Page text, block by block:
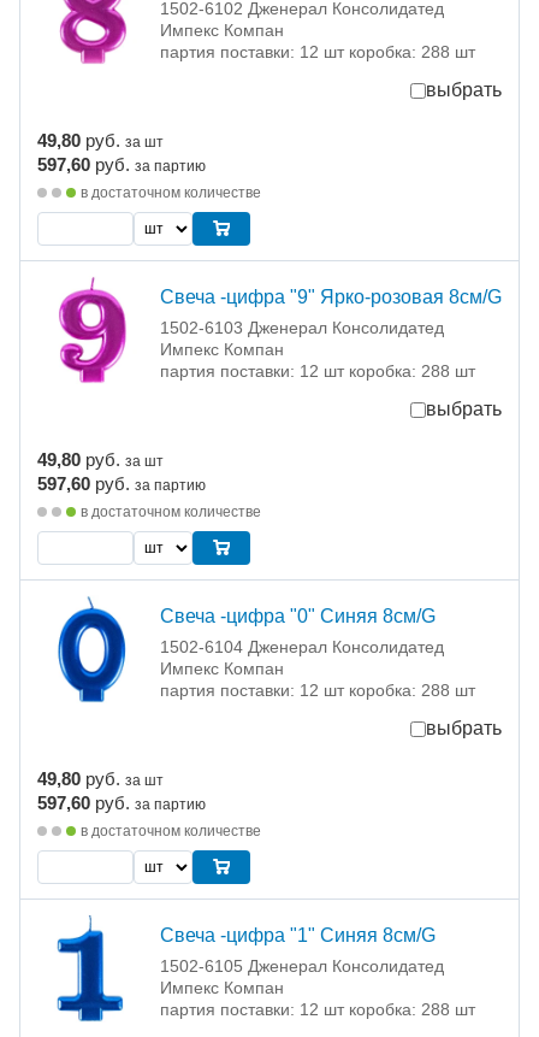
1502-6102 Дженерал Консолидатед
Импекс Компан
партия поставки: 12 шт коробка: 288 шт
выбрать
49,80 руб. за шт
597,60 руб. за партию
в достаточном количестве
Свеча -цифра "9" Ярко-розовая 8см/G
1502-6103 Дженерал Консолидатед
Импекс Компан
партия поставки: 12 шт коробка: 288 шт
выбрать
49,80 руб. за шт
597,60 руб. за партию
в достаточном количестве
Свеча -цифра "0" Синяя 8см/G
1502-6104 Дженерал Консолидатед
Импекс Компан
партия поставки: 12 шт коробка: 288 шт
выбрать
49,80 руб. за шт
597,60 руб. за партию
в достаточном количестве
Свеча -цифра "1" Синяя 8см/G
1502-6105 Дженерал Консолидатед
Импекс Компан
партия поставки: 12 шт коробка: 288 шт